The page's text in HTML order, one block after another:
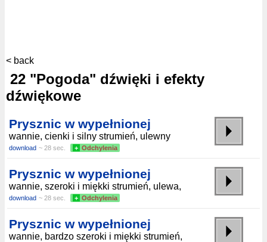
< back
22 "Pogoda" dźwięki i efekty
dźwiękowe
Prysznic w wypełnionej
wannie, cienki i silny strumień, ulewny
download ~ 28 sec. + Odchylenia
Prysznic w wypełnionej
wannie, szeroki i miękki strumień, ulewa,
download ~ 28 sec. + Odchylenia
Prysznic w wypełnionej
wannie, bardzo szeroki i miękki strumień,